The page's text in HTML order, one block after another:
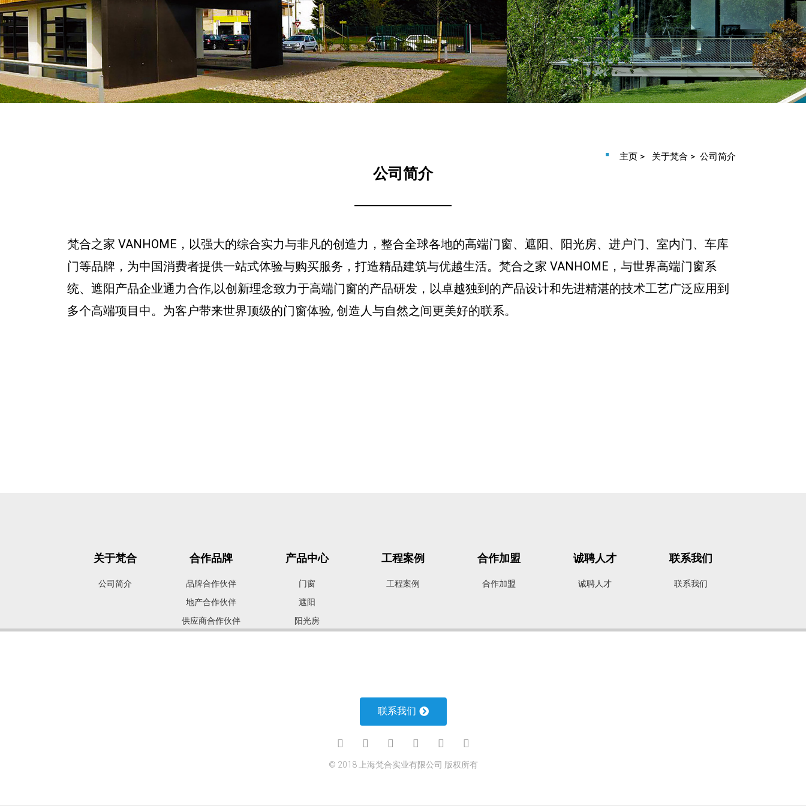
主页 > 关于梵合 > 公司简介
公司简介
梵合之家 VANHOME，以强大的综合实力与非凡的创造力，整合全球各地的高端门窗、遮阳、阳光房、进户门、室内门、车库
门等品牌，为中国消费者提供一站式体验与购买服务，打造精品建筑与优越生活。梵合之家 VANHOME，与世界高端门窗系
统、遮阳产品企业通力合作,以创新理念致力于高端门窗的产品研发，以卓越独到的产品设计和先进精湛的技术工艺广泛应用到
多个高端项目中。为客户带来世界顶级的门窗体验, 创造人与自然之间更美好的联系。
关于梵合
公司简介
合作品牌
品牌合作伙伴
地产合作伙伴
供应商合作伙伴
产品中心
门窗
遮阳
阳光房
工程案例
工程案例
合作加盟
合作加盟
诚聘人才
诚聘人才
联系我们
联系我们
联系我们
© 2018 上海梵合实业有限公司 版权所有